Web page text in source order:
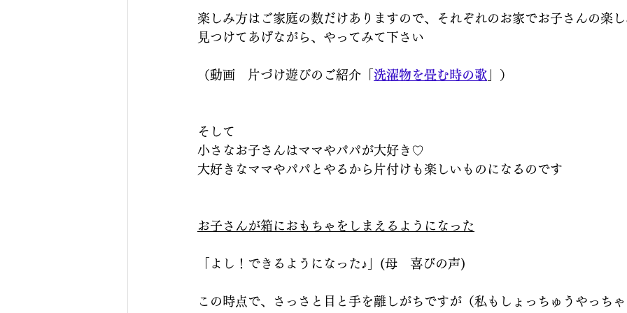
楽しみ方はご家庭の数だけありますので、それぞれのお家でお子さんの楽
見つけてあげながら、やってみて下さい
（動画　片づけ遊びのご紹介「 洗濯物を畳む時の歌 」）
そして
小さなお子さんはママやパパが大好き♡
大好きなママやパパとやるから片付けも楽しいものになるのです
お子さんが箱におもちゃをしまえるようになった
「よし！できるようになった♪」(母　喜びの声)
この時点で、さっさと目と手を離しがちですが（私もしょっちゅうやっち